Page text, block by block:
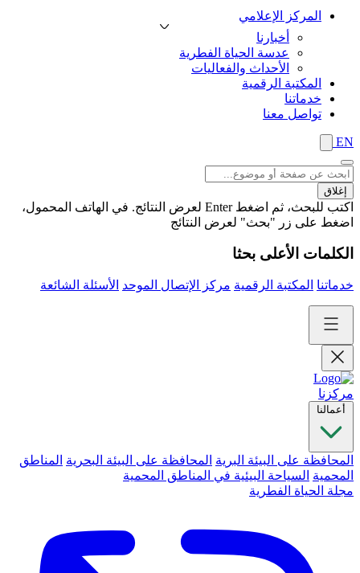
المركز الإعلامي
أخبارنا
عدسة الحياة الفطرية
الأحداث والفعاليات
المكتبة الرقمية
خدماتنا
تواصل معنا
EN
إغلاق
اكتب للبحث، ثم اضغط Enter لعرض النتائج. في الهاتف المحمول،
اضغط على زر "بحث" لعرض النتائج
الكلمات الأعلى بحثا
خدماتنا المكتبة الرقمية مركز الإتصال الموحد الأسئلة الشائعة
مركزنا
أعمالنا
المحافظة على البيئة البرية المحافظة على البيئة البحرية المناطق
المحمية السياحة البيئية في المناطق المحمية
مجلة الحياة الفطرية